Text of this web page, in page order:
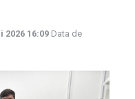
2026 16:09 Data de